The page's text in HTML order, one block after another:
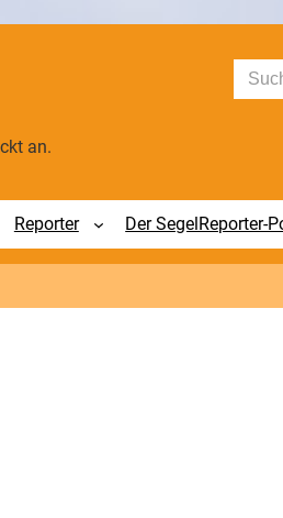
an.
Reporter Der SegelReporter-